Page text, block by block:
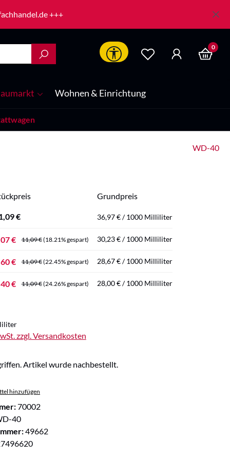
+++
Werkzeugleiste anzeigen
0
Wohnen & Einrichtung
WD-40
Grundpreis
€ 36,97 € / 1000 Milliliter
€ 11,09 €(18.21% gespart) 30,23 € / 1000 Milliliter
€ 11,09 €(22.45% gespart) 28,67 € / 1000 Milliliter
€ 11,09 €(24.26% gespart) 28,00 € / 1000 Milliliter
zzgl. Versandkosten
Artikel wurde nachbestellt.
hinzufügen
70002
40
49662